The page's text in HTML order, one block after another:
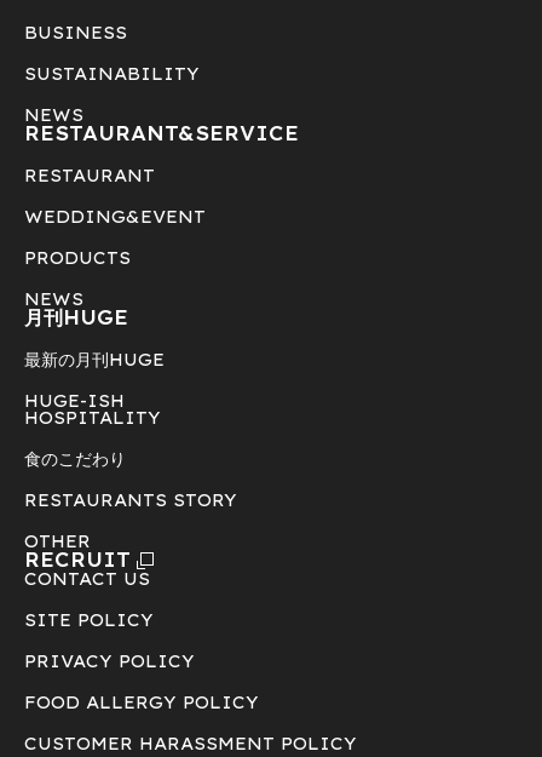
BUSINESS
SUSTAINABILITY
NEWS
RESTAURANT&SERVICE
RESTAURANT
WEDDING&EVENT
PRODUCTS
NEWS
月刊HUGE
最新の月刊HUGE
HUGE-ISH
HOSPITALITY
食のこだわり
RESTAURANTS STORY
OTHER
RECRUIT
CONTACT US
SITE POLICY
PRIVACY POLICY
FOOD ALLERGY POLICY
CUSTOMER HARASSMENT POLICY